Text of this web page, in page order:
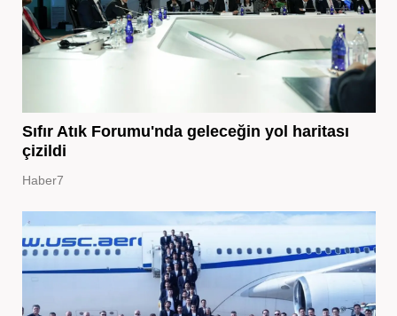
Sıfır Atık Forumu'nda geleceğin yol haritası
çizildi
Haber7